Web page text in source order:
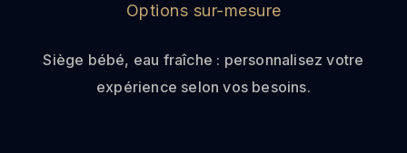
Options sur-mesure
Siège bébé, eau fraîche : personnalisez votre
expérience selon vos besoins.